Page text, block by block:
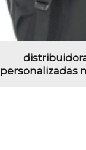
personalizadas